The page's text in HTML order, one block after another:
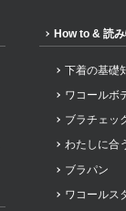
How to & 読
下着の基礎
ワコールボ
ブラチェッ
わたしに合
ブラパン
ワコールス